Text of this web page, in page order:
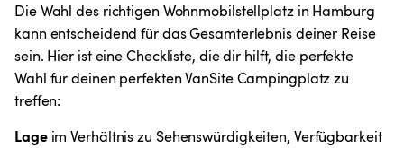
Die Wahl des richtigen Wohnmobilstellplatz in Hamburg
kann entscheidend für das Gesamterlebnis deiner Reise
sein. Hier ist eine Checkliste, die dir hilft, die perfekte
Wahl für deinen perfekten VanSite Campingplatz zu
treffen:
Lage im Verhältnis zu Sehenswürdigkeiten, Verfügbarkeit